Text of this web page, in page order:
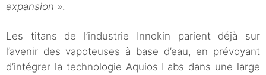
expansion ».
Les titans de l’industrie Innokin parient déjà sur
l’avenir des vapoteuses à base d’eau, en prévoyant
d’intégrer la technologie Aquios Labs dans une large